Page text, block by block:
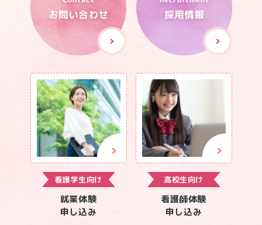
看護学生向け
就業体験
申し込み
高校生向け
看護師体験
申し込み